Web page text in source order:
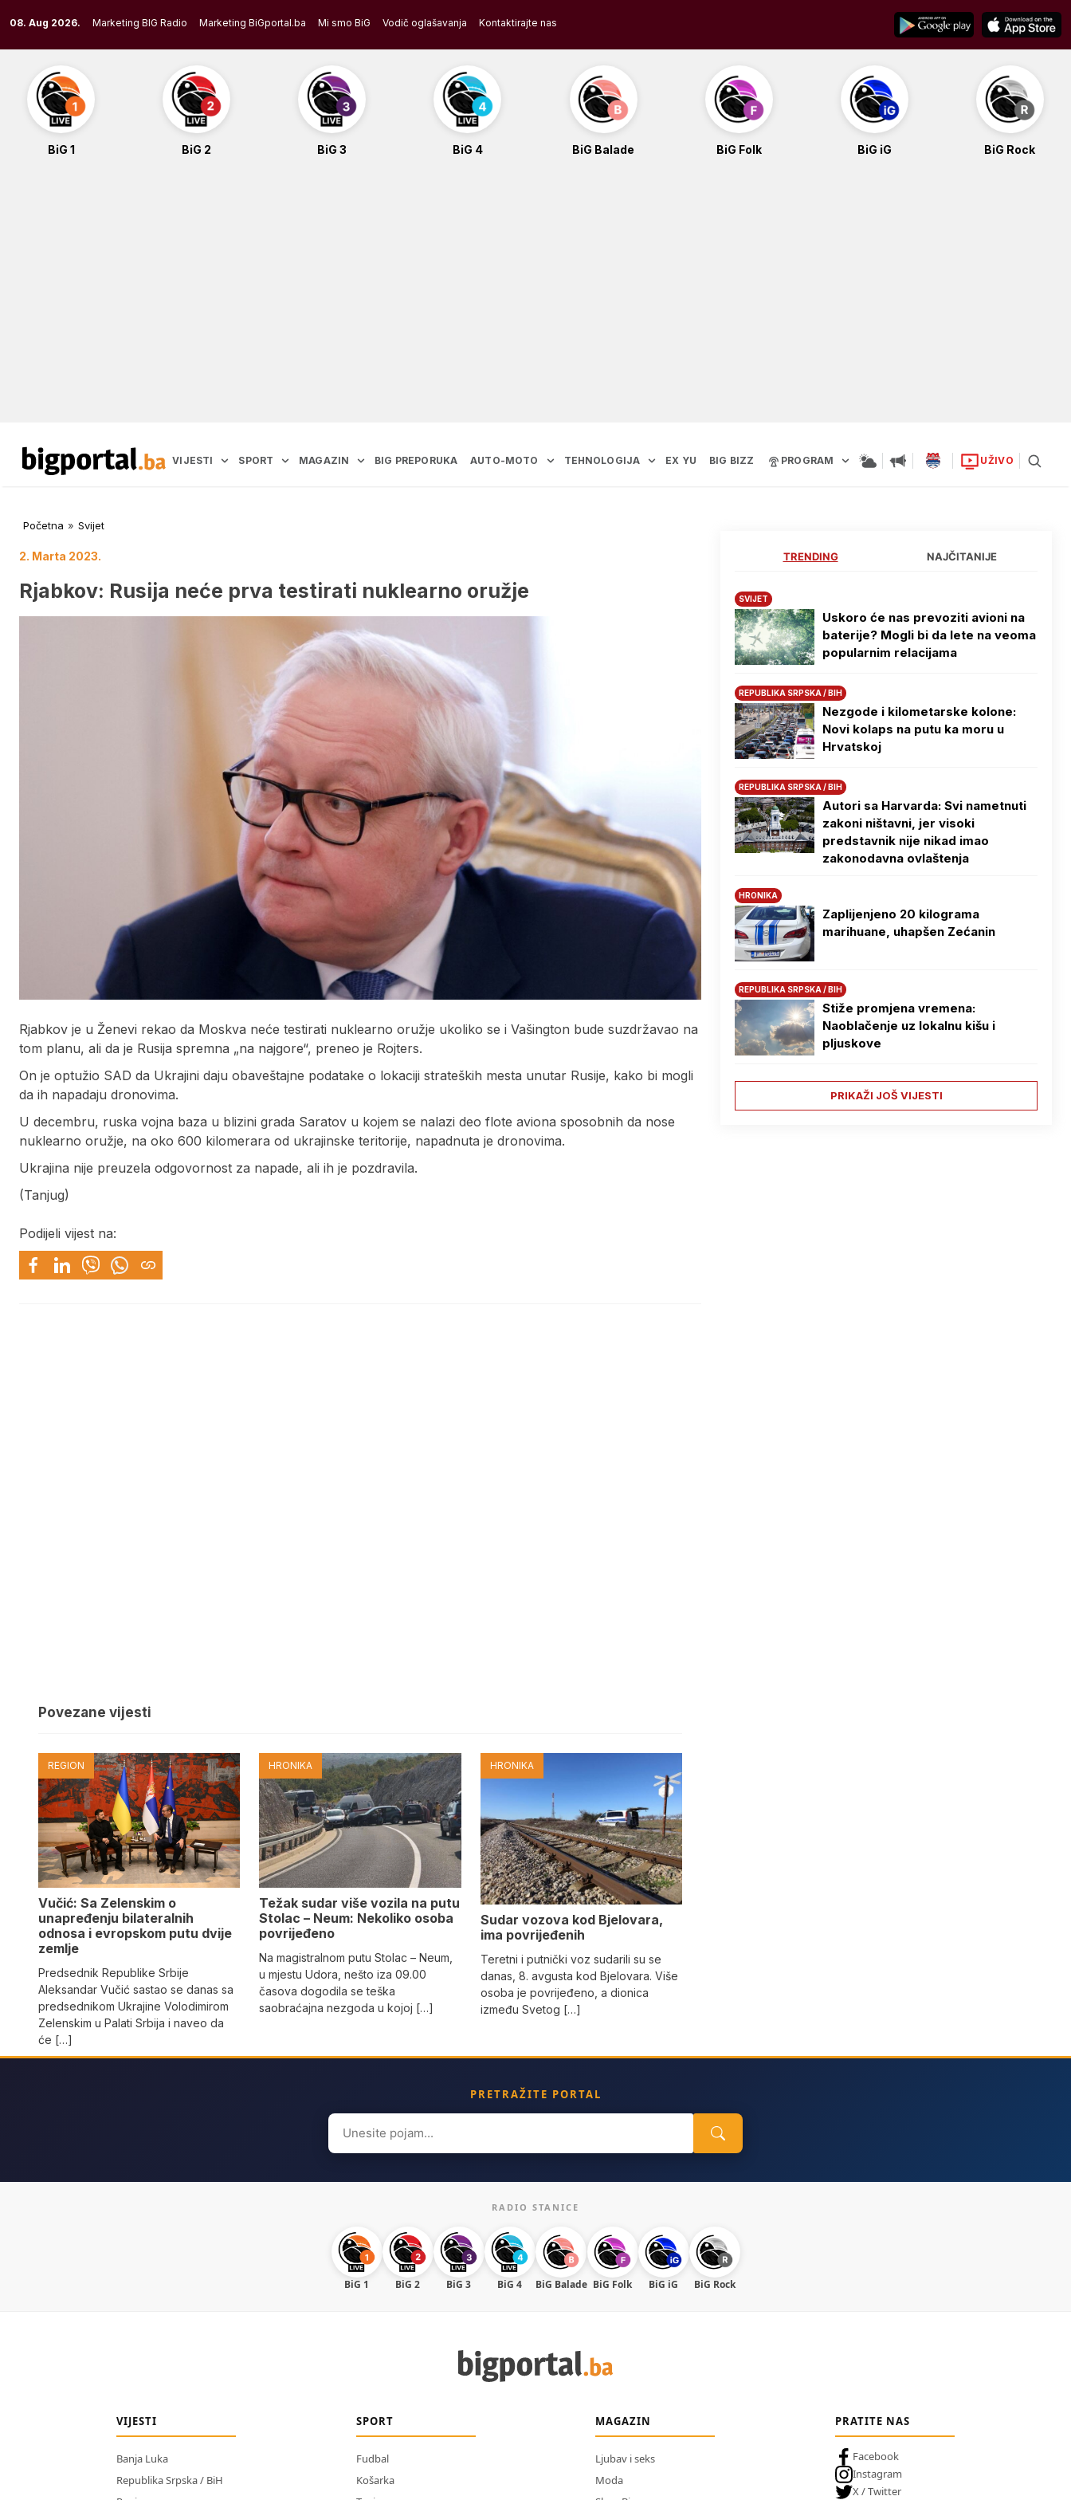
to
content
08. Aug 2026. Marketing BIG Radio Marketing BiGportal.ba Mi smo BiG Vodič oglašavanja Kontaktirajte nas
BiG 1 BiG 2 BiG 3 BiG 4 BiG Balade BiG Folk BiG iG BiG Rock
VIJESTI SPORT MAGAZIN BIG PREPORUKA AUTO-MOTO TEHNOLOGIJA EX YU BIG BIZZ PROGRAM UŽIVO
Početna » Svijet
2. Marta 2023.
Rjabkov: Rusija neće prva testirati nuklearno oružje
Rjabkov je u Ženevi rekao da Moskva neće testirati nuklearno oružje ukoliko se i Vašington bude suzdržavao na
tom planu, ali da je Rusija spremna „na najgore“, preneo je Rojters.
On je optužio SAD da Ukrajini daju obaveštajne podatake o lokaciji strateških mesta unutar Rusije, kako bi mogli
da ih napadaju dronovima.
U decembru, ruska vojna baza u blizini grada Saratov u kojem se nalazi deo flote aviona sposobnih da nose
nuklearno oružje, na oko 600 kilomerara od ukrajinske teritorije, napadnuta je dronovima.
Ukrajina nije preuzela odgovornost za napade, ali ih je pozdravila.
(Tanjug)
Podijeli vijest na:
Povezane vijesti
REGION
Vučić: Sa Zelenskim o
unapređenju bilateralnih
odnosa i evropskom putu dvije
zemlje
Predsednik Republike Srbije
Aleksandar Vučić sastao se danas sa
predsednikom Ukrajine Volodimirom
Zelenskim u Palati Srbija i naveo da
će […]
HRONIKA
Težak sudar više vozila na putu
Stolac – Neum: Nekoliko osoba
povrijeđeno
Na magistralnom putu Stolac – Neum,
u mjestu Udora, nešto iza 09.00
časova dogodila se teška
saobraćajna nezgoda u kojoj […]
HRONIKA
Sudar vozova kod Bjelovara,
ima povrijeđenih
Teretni i putnički voz sudarili su se
danas, 8. avgusta kod Bjelovara. Više
osoba je povrijeđeno, a dionica
između Svetog […]
TRENDING NAJČITANIJE
SVIJET
Uskoro će nas prevoziti avioni na
baterije? Mogli bi da lete na veoma
popularnim relacijama
REPUBLIKA SRPSKA / BIH
Nezgode i kilometarske kolone:
Novi kolaps na putu ka moru u
Hrvatskoj
REPUBLIKA SRPSKA / BIH
Autori sa Harvarda: Svi nametnuti
zakoni ništavni, jer visoki
predstavnik nije nikad imao
zakonodavna ovlaštenja
HRONIKA
Zaplijenjeno 20 kilograma
marihuane, uhapšen Zećanin
REPUBLIKA SRPSKA / BIH
Stiže promjena vremena:
Naoblačenje uz lokalnu kišu i
pljuskove
PRIKAŽI JOŠ VIJESTI
PRETRAŽITE PORTAL
Search
for:
RADIO STANICE
BiG 1 BiG 2 BiG 3 BiG 4 BiG Balade BiG Folk BiG iG BiG Rock
VIJESTI
Banja Luka
Republika Srpska / BiH
SPORT
Fudbal
Košarka
MAGAZIN
Ljubav i seks
Moda
PRATITE NAS
Facebook
Instagram
X / Twitter